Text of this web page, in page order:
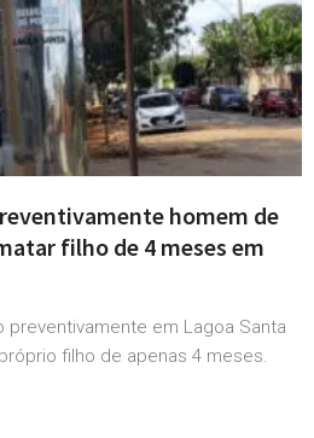
homem de
filho de 4 meses em
em Lagoa Santa
filho de apenas 4 meses.